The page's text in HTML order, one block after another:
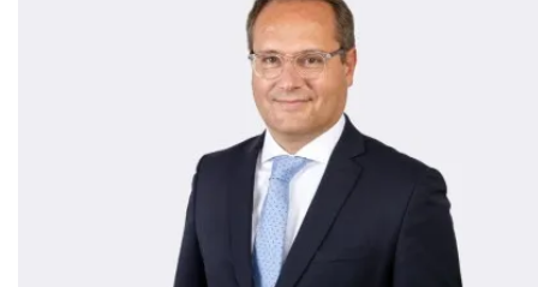
KARRIERE